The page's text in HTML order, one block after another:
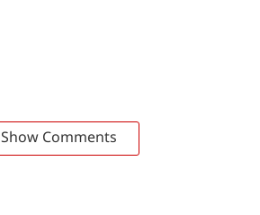
Show Comments